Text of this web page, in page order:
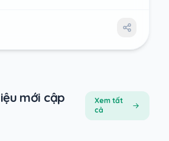
mới cập
Xem tất
cả